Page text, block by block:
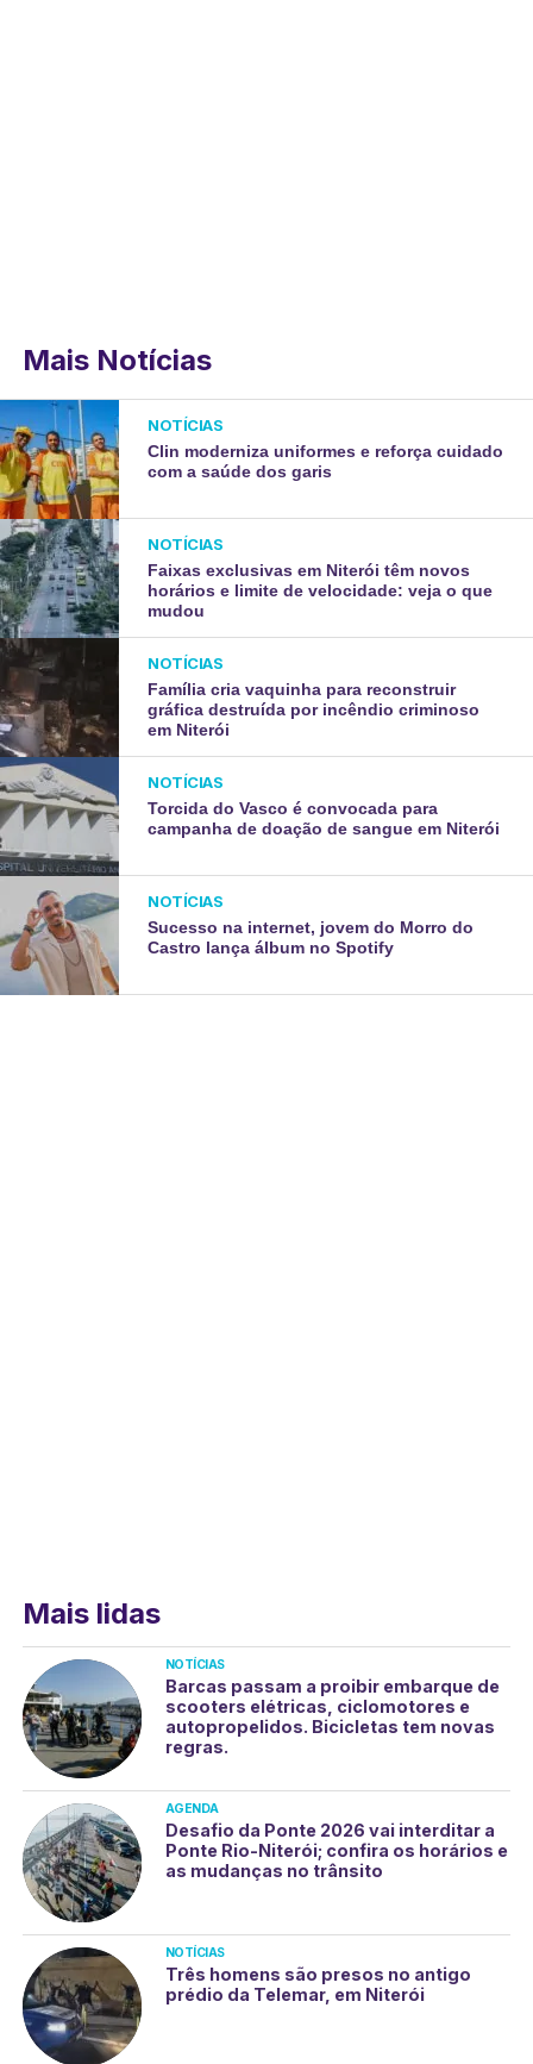
Mais Notícias
NOTÍCIAS
Clin moderniza uniformes e reforça cuidado
com a saúde dos garis
NOTÍCIAS
Faixas exclusivas em Niterói têm novos
horários e limite de velocidade: veja o que
mudou
NOTÍCIAS
Família cria vaquinha para reconstruir
gráfica destruída por incêndio criminoso
em Niterói
NOTÍCIAS
Torcida do Vasco é convocada para
campanha de doação de sangue em Niterói
NOTÍCIAS
Sucesso na internet, jovem do Morro do
Castro lança álbum no Spotify
Mais lidas
NOTÍCIAS
Barcas passam a proibir embarque de
scooters elétricas, ciclomotores e
autopropelidos. Bicicletas tem novas
regras.
AGENDA
Desafio da Ponte 2026 vai interditar a
Ponte Rio-Niterói; confira os horários e
as mudanças no trânsito
NOTÍCIAS
Três homens são presos no antigo
prédio da Telemar, em Niterói